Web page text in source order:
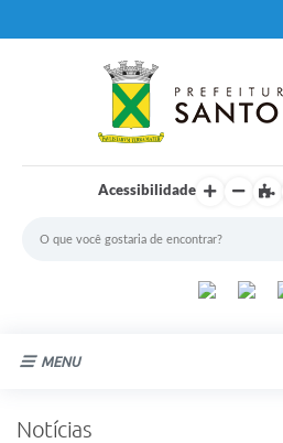
Acessibilidade
MENU
Notícias